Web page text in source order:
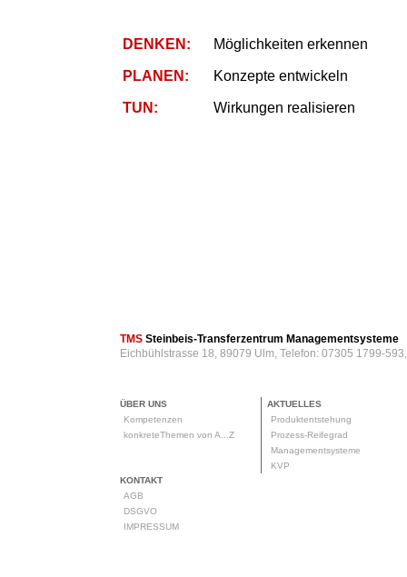
DENKEN: Möglichkeiten erkennen
PLANEN: Konzepte entwickeln
TUN: Wirkungen realisieren
TMS Steinbeis-Transferzentrum Managementsysteme
Eichbühlstrasse 18, 89079 Ulm, Telefon: 07305 1799-
ÜBER UNS
Kompetenzen
konkreteThemen von A...Z
AKTUELLES
Produktentstehung
Prozess-Reifegrad
Managementsysteme
KVP
KONTAKT
AGB
DSGVO
IMPRESSUM